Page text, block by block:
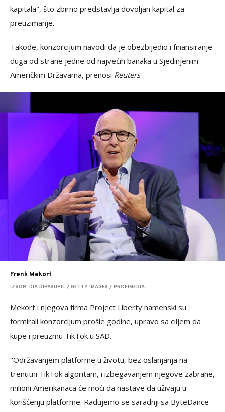
kapitala", što zbirno predstavlja dovoljan kapital za
preuzimanje.
Takođe, konzorcijum navodi da je obezbijedio i finansiranje
duga od strane jedne od najvećih banaka u Sjedinjenim
Američkim Državama, prenosi Reuters.
Frenk Mekort
IZVOR: DIA DIPASUPIL / GETTY IMAGES / PROFIMEDIA
Mekort i njegova firma Project Liberty namenski su
formirali konzorcijum prošle godine, upravo sa ciljem da
kupe i preuzmu TikTok u SAD.
"Održavanjem platforme u životu, bez oslanjanja na
trenutni TikTok algoritam, i izbegavanjem njegove zabrane,
milioni Amerikanaca će moći da nastave da uživaju u
korišćenju platforme. Radujemo se saradnji sa ByteDance-